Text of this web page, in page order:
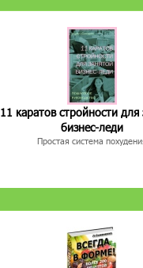
11 каратов стройности для
бизнес-леди
Простая система